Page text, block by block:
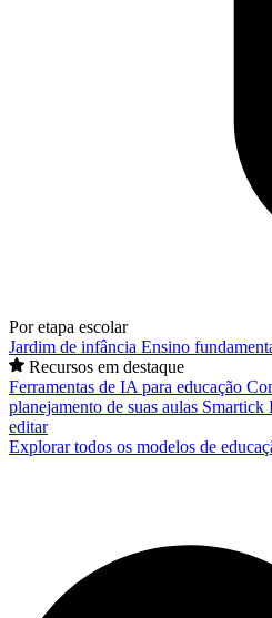
Por etapa escolar
Jardim de infância Ensino
Recursos em destaque
Ferramentas de IA para educação
planejamento de suas aulas Smartick
editar
Explorar todos os modelos de